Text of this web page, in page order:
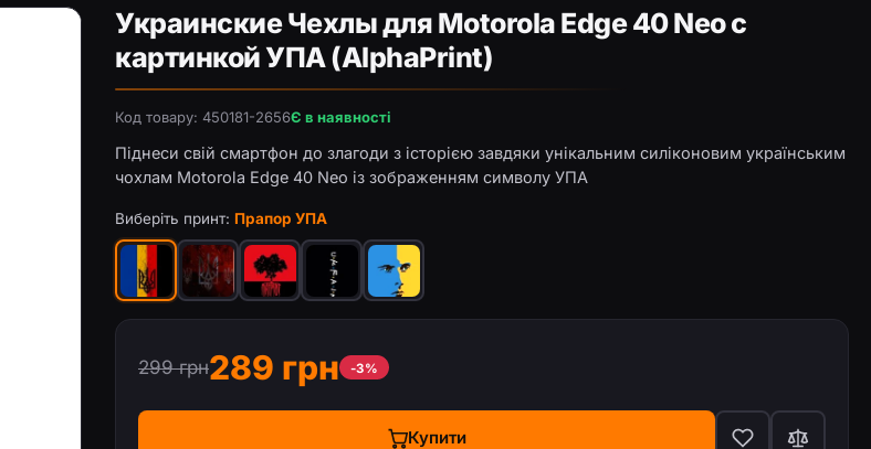
Украинские Чехлы для Motorola Edge 40 Neo с
картинкой УПА (AlphaPrint)
Код товару: 450181-2656Є в наявності
Піднеси свій смартфон до злагоди з історією завдяки унікальним силіконовим українським
чохлам Motorola Edge 40 Neo із зображенням символу УПА
Виберіть принт: Прапор УПА
299 грн289 грн -3%
Купити